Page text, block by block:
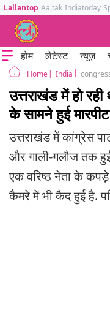
Lallantop Aajtak Indiatoday
होम लेटेस्ट न्यूज़
Home India
उत्तराखंड में हो
के सामने हुई
उत्तराखंड में कांग्रेस
और गाली-गलौज तक
एक वरिष्ठ नेता के
कैमरे में भी कैद हुई है.